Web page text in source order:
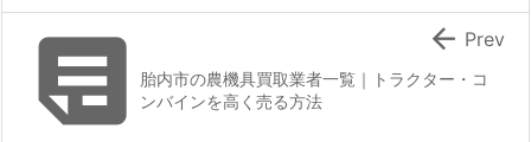
胎内市の農機具買取業者一覧｜トラクター・コ
ンバインを高く売る方法
 Prev